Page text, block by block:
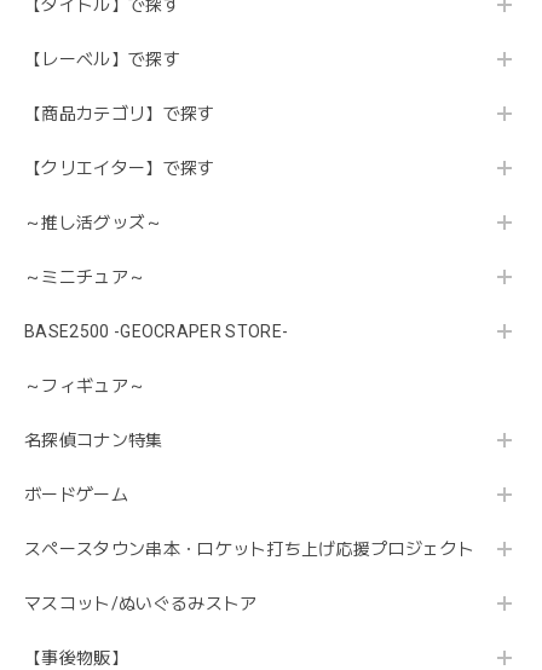
【タイトル】で探す
【レーベル】で探す
【商品カテゴリ】で探す
【クリエイター】で探す
～推し活グッズ～
～ミニチュア～
BASE2500 -GEOCRAPER STORE-
～フィギュア～
名探偵コナン特集
ボードゲーム
スペースタウン串本・ロケット打ち上げ応援プロジェクト
マスコット/ぬいぐるみストア
【事後物販】